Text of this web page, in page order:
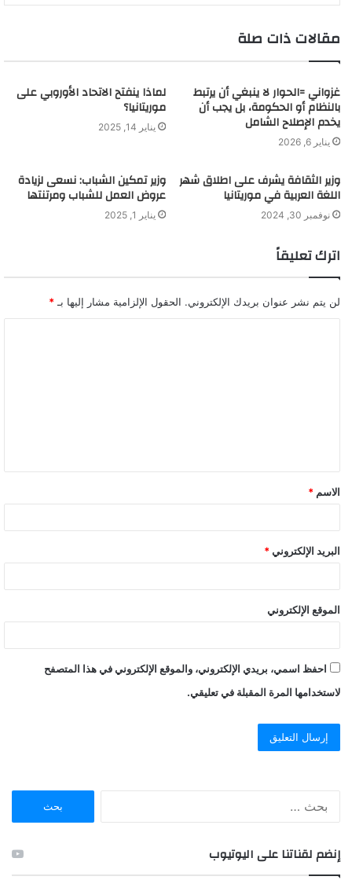
مقالات ذات صلة
غزواني =الحوار لا ينبغي أن يرتبط
بالنظام أو الحكومة، بل يجب أن
يخدم الإصلاح الشامل
يناير 6, 2026
لماذا ينفتح الاتحاد الأوروبي على
موريتانيا؟
يناير 14, 2025
وزير الثقافة يشرف على اطلاق شهر
اللغة العربية في موريتانيا
نوفمبر 30, 2024
وزير تمكين الشباب: نسعى لزيادة
عروض العمل للشباب ومرتنتها
يناير 1, 2025
اترك تعليقاً
لن يتم نشر عنوان بريدك الإلكتروني. الحقول الإلزامية مشار إليها بـ *
ق
*
الاسم *
البريد الإلكتروني *
الموقع الإلكتروني
احفظ اسمي، بريدي الإلكتروني، والموقع الإلكتروني في هذا المتصفح
لاستخدامها المرة المقبلة في تعليقي.
إنضم لقناتنا على اليوتيوب